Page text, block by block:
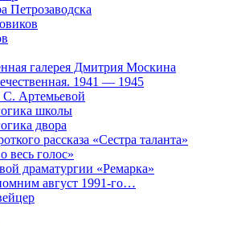
Петрозаводска
галерея Дмитрия Москина
1941 — 1945
С. Артемьевой
школы
двора
рассказа «Сестра таланта»
весь голос»
драматургии «Ремарка»
август 1991-го…